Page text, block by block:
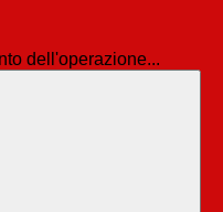
dell'operazione...